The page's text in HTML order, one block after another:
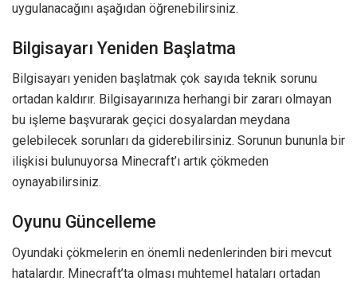
uygulanacağını aşağıdan öğrenebilirsiniz.
Bilgisayarı Yeniden Başlatma
Bilgisayarı yeniden başlatmak çok sayıda teknik sorunu
ortadan kaldırır. Bilgisayarınıza herhangi bir zararı olmayan
bu işleme başvurarak geçici dosyalardan meydana
gelebilecek sorunları da giderebilirsiniz. Sorunun bununla bir
ilişkisi bulunuyorsa Minecraft’ı artık çökmeden
oynayabilirsiniz.
Oyunu Güncelleme
Oyundaki çökmelerin en önemli nedenlerinden biri mevcut
hatalardır. Minecraft’ta olması muhtemel hataları ortadan